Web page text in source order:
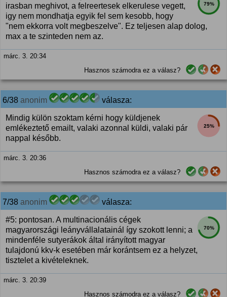
79%
irasban meghivot, a felreertesek elkerulese vegett,
igy nem mondhatja egyik fel sem kesobb, hogy
"nem ekkorra volt megbeszelve". Ez teljesen alap dolog,
max a te szinteden nem az.
márc. 3. 20:34
Hasznos számodra ez a válasz?
6/38 anonim válasza:
25%
Mindig külön szoktam kérni hogy küldjenek
emlékeztető emailt, valaki azonnal küldi, valaki pár
nappal később.
márc. 3. 20:36
Hasznos számodra ez a válasz?
7/38 anonim válasza:
70%
#5: pontosan. A multinacionális cégek
magyarországi leányvállalatainál így szokott lenni; a
mindenféle sutyerákok által irányított magyar
tulajdonú kkv-k esetében már korántsem ez a helyzet,
tisztelet a kivételeknek.
márc. 3. 20:39
Hasznos számodra ez a válasz?